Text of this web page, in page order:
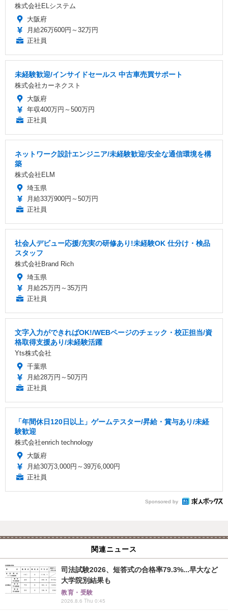
株式会社ELシステム
大阪府
月給26万600円～32万円
正社員
未経験歓迎/インサイドセールス 中古車売買サポート
株式会社カーネクスト
大阪府
年収400万円～500万円
正社員
ネットワーク設計エンジニア/未経験歓迎/安全な通信環境を構
築
株式会社ELM
埼玉県
月給33万900円～50万円
正社員
社会人デビュー応援/充実の研修あり!未経験OK 仕分け・検品
スタッフ
株式会社Brand Rich
埼玉県
月給25万円～35万円
正社員
文字入力ができればOK!/WEBページのチェック・校正担当/資
格取得支援あり/未経験活躍
Yts株式会社
千葉県
月給28万円～50万円
正社員
「年間休日120日以上」ゲームテスター/昇給・賞与あり/未経
験歓迎
株式会社enrich technology
大阪府
月給30万3,000円～39万6,000円
正社員
Sponsored by
関連ニュース
司法試験2026、短答式の合格率79.3%...早大など
大学院別結果も
教育・受験
2026.8.6 Thu 0:45